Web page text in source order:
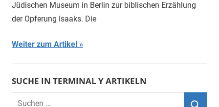
Jüdischen Museum in Berlin zur biblischen Erzählung
der Opferung Isaaks. Die
Weiter zum Artikel
SUCHE IN TERMINAL Y ARTIKELN
Suchen